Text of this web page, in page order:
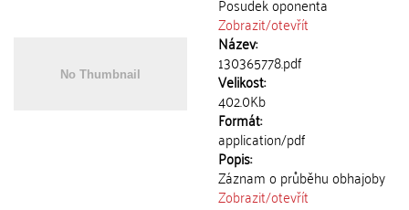
Zobrazit/otevřít
Název:
130365778.pdf
Velikost:
402.0Kb
Formát:
application/pdf
Popis:
Záznam o průběhu obhajoby
Zobrazit/otevřít